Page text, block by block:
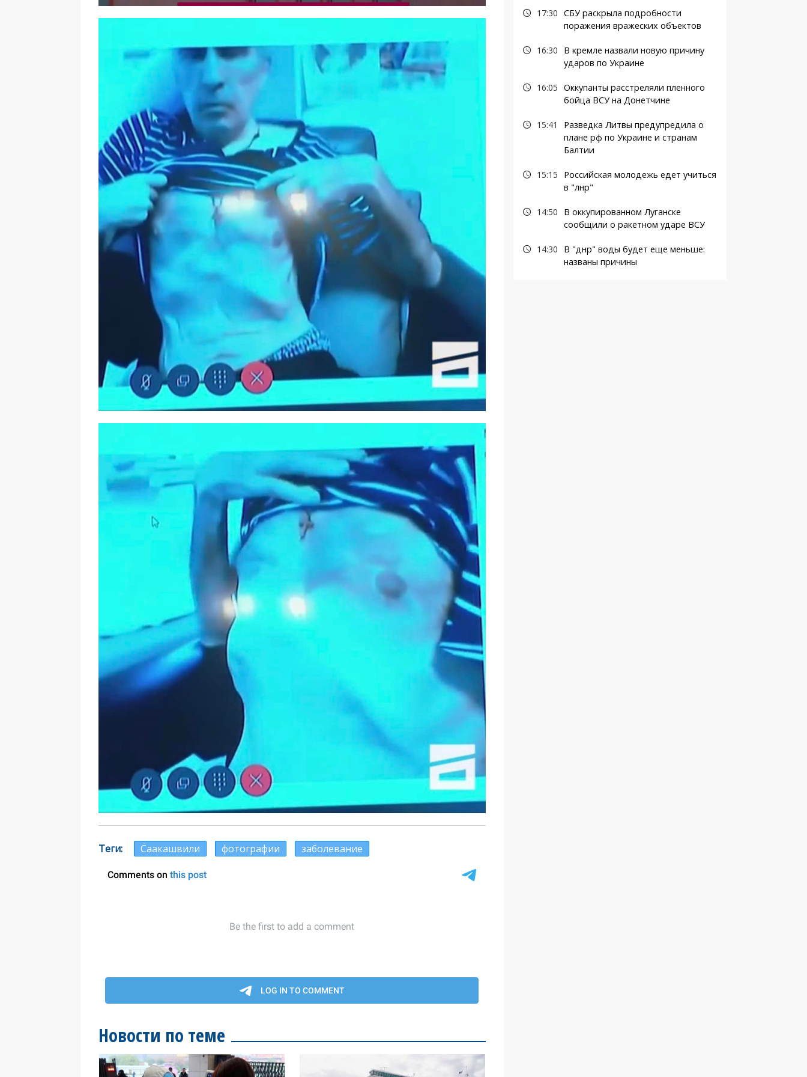
Теги Саакашвили фотографии заболевание
Новости по теме
17:30 СБУ раскрыла подробности
поражения вражеских объектов
16:30
В кремле назвали новую причину
ударов по Украине
16:05 Оккупанты расстреляли пленного
бойца ВСУ на Донетчине
15:41
Разведка Литвы предупредила о
плане рф по Украине и странам
Балтии
15:15
Российская молодежь едет учиться
в "лнр"
14:50
В оккупированном Луганске
сообщили о ракетном ударе ВСУ
14:30
В "днр" воды будет еще меньше:
названы причины